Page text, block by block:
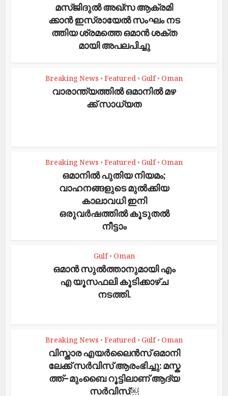
മ​സ്ജി​ദു​ൽ അ​ഖ്​​സ ആ​ക്ര​മി​
ക്കാ​ൻ ഇ​സ്രാ​യേ​ൽ സം​ഘം ന​ട​
ത്തി​യ ശ്ര​മ​ത്തെ ഒ​മാ​ൻ ശ​ക്ത​
മാ​യി അ​പ​ല​പി​ച്ചു
Breaking News • Featured • Gulf • Oman
വാ​രാ​ന്ത്യ​ത്തി​ൽ ഒമാനിൽ മ​ഴ​
ക്ക്​ സാ​ധ്യ​ത
Breaking News • Featured • Gulf • Oman
ഒമാനിൽ പുതിയ നിയമം;
വാഹനങ്ങളുടെ മുൽക്കിയ
കാലാവധി ഇനി
ഒരുവർഷത്തിൽ കൂടുതൽ
നീട്ടാം
Gulf • Oman
ഒമാൻ സുല്‍ത്താനുമായി എം
എ യൂസഫലി കൂടിക്കാഴ്ച
നടത്തി.
Breaking News • Featured • Gulf • Oman
വി​സ്താ​ര എ​യ​ർ​ലൈ​ൻ​സ്​ ഒ​മാ​നി​
ലേ​ക്ക്​ സ​ർ​വി​സ്​ ആ​രം​ഭി​ച്ചു: മ​സ്ക​
ത്ത്​-​മും​ബൈ റൂ​ട്ടി​ലാ​ണ്​ ആ​ദ്യ
സ​ർ​വി​സ്￼